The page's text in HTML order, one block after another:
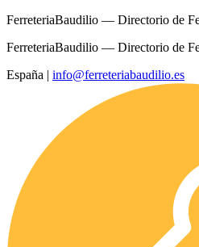
FerreteriaBaudilio — Directorio de
FerreteriaBaudilio — Directorio de
España | info@ferreteriabaudilio.es